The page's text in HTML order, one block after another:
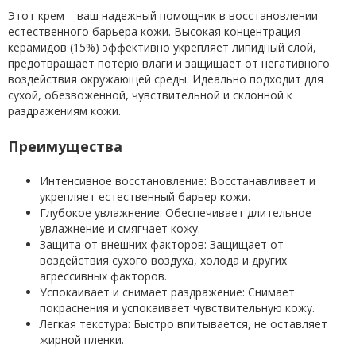
Этот крем – ваш надежный помощник в восстановлении
естественного барьера кожи. Высокая концентрация
керамидов (15%) эффективно укрепляет липидный слой,
предотвращает потерю влаги и защищает от негативного
воздействия окружающей среды. Идеально подходит для
сухой, обезвоженной, чувствительной и склонной к
раздражениям кожи.
Преимущества
Интенсивное восстановление: Восстанавливает и
укрепляет естественный барьер кожи.
Глубокое увлажнение: Обеспечивает длительное
увлажнение и смягчает кожу.
Защита от внешних факторов: Защищает от
воздействия сухого воздуха, холода и других
агрессивных факторов.
Успокаивает и снимает раздражение: Снимает
покраснения и успокаивает чувствительную кожу.
Легкая текстура: Быстро впитывается, не оставляет
жирной пленки.